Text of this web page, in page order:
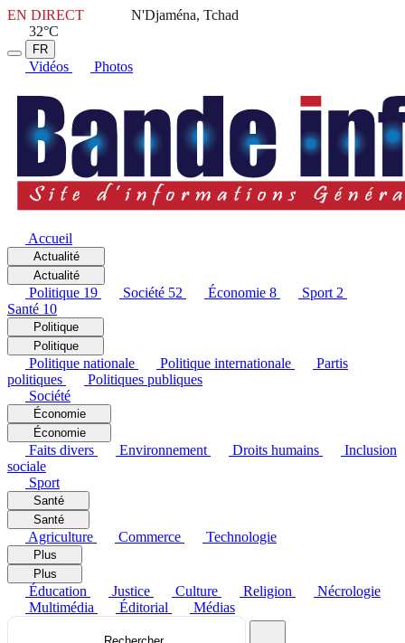
EN DIRECT
N'Djaména, Tchad
32°C
FR
Vidéos Photos
Accueil
Actualité
Actualité
Politique 19 Société 52 Économie 8 Sport 2
Santé 10
Politique
Politique
Politique nationale Politique internationale
Partis
politiques
Politiques publiques
Société
Économie
Économie
Faits divers Environnement Droits humains
Inclusion
sociale
Sport
Santé
Santé
Agriculture Commerce Technologie
Plus
Plus
Éducation Justice Culture Religion
Nécrologie
Multimédia
Éditorial Médias